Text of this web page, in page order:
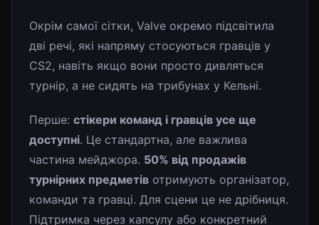
Окрім самої сітки, Valve окремо підсвітила
дві речі, які напряму стосуються гравців у
CS2, навіть якщо вони просто дивляться
турнір, а не сидять на трибунах у Кельні.
Перше: стікери команд і гравців усе ще
доступні. Це стандартна, але важлива
частина мейджора. 50% від продажів
турнірних предметів отримують організатор,
команди та гравці. Для сцени це не дрібниця.
Підтримка через капсулу або конкретний